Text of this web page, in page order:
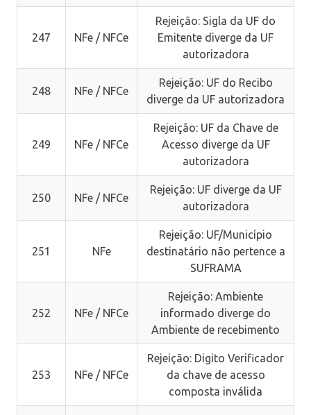
247 NFe / NFCe
Rejeição: Sigla da UF do
Emitente diverge da UF
autorizadora
248 NFe / NFCe
Rejeição: UF do Recibo
diverge da UF autorizadora
249 NFe / NFCe
Rejeição: UF da Chave de
Acesso diverge da UF
autorizadora
250 NFe / NFCe
Rejeição: UF diverge da UF
autorizadora
251 NFe
Rejeição: UF/Município
destinatário não pertence a
SUFRAMA
252 NFe / NFCe
Rejeição: Ambiente
informado diverge do
Ambiente de recebimento
253 NFe / NFCe
Rejeição: Digito Verificador
da chave de acesso
composta inválida